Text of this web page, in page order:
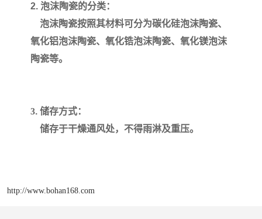
2. 泡沫陶瓷的分类：
泡沫陶瓷按照其材料可分为碳化硅泡沫陶瓷、
氧化铝泡沫陶瓷、氧化锆泡沫陶瓷、氧化镁泡沫
陶瓷等。
3. 储存方式：
储存于干燥通风处，不得雨淋及重压。
http://www.bohan168.com